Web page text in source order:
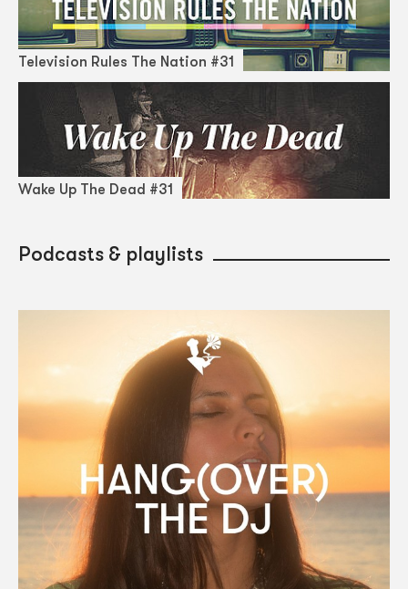
Television Rules The Nation #31
Wake Up The Dead #31
Podcasts & playlists